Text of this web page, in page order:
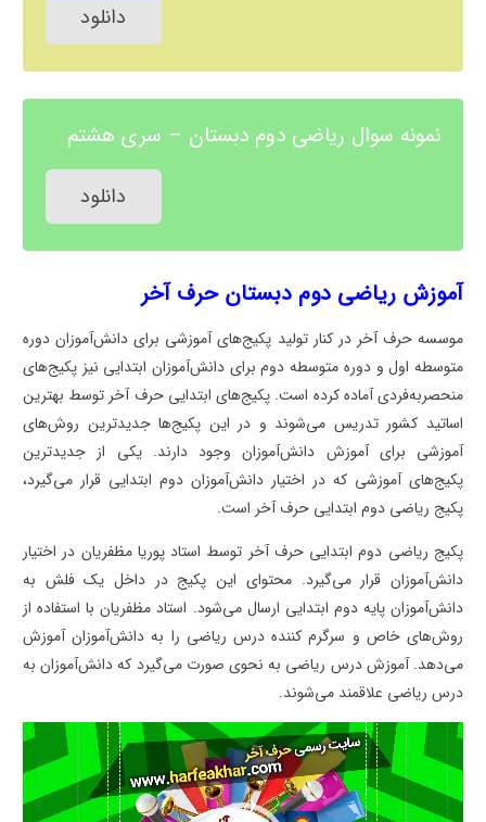
دانلود
نمونه سوال ریاضی دوم دبستان – سری هشتم
دانلود
آموزش ریاضی دوم دبستان حرف آخر
موسسه حرف آخر در کنار تولید پکیج‌های آموزشی برای دانش‌آموزان دوره
متوسطه اول و دوره متوسطه دوم برای دانش‌آموزان ابتدایی نیز پکیج‌های
منحصربه‌فردی آماده کرده است. پکیج‌های ابتدایی حرف آخر توسط بهترین
اساتید کشور تدریس می‌شوند و در این پکیج‌ها جدیدترین روش‌های
آموزشی برای آموزش دانش‌آموزان وجود دارند. یکی از جدیدترین
پکیج‌های آموزشی که در اختیار دانش‌آموزان دوم ابتدایی قرار می‌گیرد،
پکیج ریاضی دوم ابتدایی حرف آخر است.
پکیج ریاضی دوم ابتدایی حرف آخر توسط استاد پوریا مظفریان در اختیار
دانش‌آموزان قرار می‌گیرد. محتوای این پکیج در داخل یک فلش به
دانش‌آموزان پایه دوم ابتدایی ارسال می‌شود. استاد مظفریان با استفاده از
روش‌های خاص و سرگرم کننده درس ریاضی را به دانش‌آموزان آموزش
می‌دهد. آموزش درس ریاضی به نحوی صورت می‌گیرد که دانش‌آموزان به
درس ریاضی علاقمند می‌شوند.
نمایشگر
ویدیو